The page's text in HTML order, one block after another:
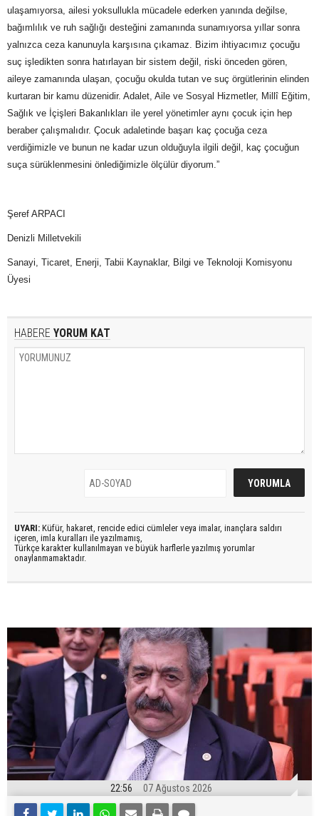
ulaşamıyorsa, ailesi yoksullukla mücadele ederken yanında değilse,
bağımlılık ve ruh sağlığı desteğini zamanında sunamıyorsa yıllar sonra
yalnızca ceza kanunuyla karşısına çıkamaz. Bizim ihtiyacımız çocuğu
suç işledikten sonra hatırlayan bir sistem değil, riski önceden gören,
aileye zamanında ulaşan, çocuğu okulda tutan ve suç örgütlerinin elinden
kurtaran bir kamu düzenidir. Adalet, Aile ve Sosyal Hizmetler, Millî Eğitim,
Sağlık ve İçişleri Bakanlıkları ile yerel yönetimler aynı çocuk için hep
beraber çalışmalıdır. Çocuk adaletinde başarı kaç çocuğa ceza
verdiğimizle ve bunun ne kadar uzun olduğuyla ilgili değil, kaç çocuğun
suça sürüklenmesini önlediğimizle ölçülür diyorum.”
Şeref ARPACI
Denizli Milletvekili
Sanayi, Ticaret, Enerji, Tabii Kaynaklar, Bilgi ve Teknoloji Komisyonu
Üyesi
HABERE YORUM KAT
UYARI: Küfür, hakaret, rencide edici cümleler veya imalar, inançlara saldırı
içeren, imla kuralları ile yazılmamış,
Türkçe karakter kullanılmayan ve büyük harflerle yazılmış yorumlar
onaylanmamaktadır.
22:56 07 Ağustos 2026